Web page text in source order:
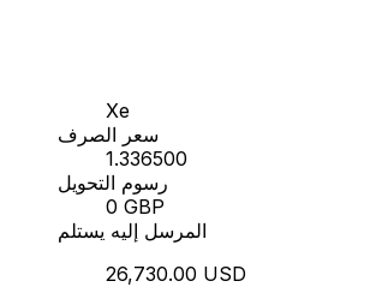
Xe
سعر الصرف
1.336500
رسوم التحويل
0 GBP
المرسل إليه يستلم
26,730.00 USD